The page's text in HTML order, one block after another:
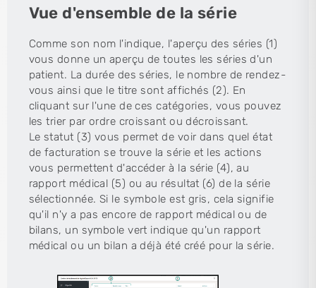
Vue d'ensemble de la série
Comme son nom l'indique, l'aperçu des séries (1)
vous donne un aperçu de toutes les séries d'un
patient. La durée des séries, le nombre de rendez-
vous ainsi que le titre sont affichés (2). En
cliquant sur l'une de ces catégories, vous pouvez
les trier par ordre croissant ou décroissant.
Le statut (3) vous permet de voir dans quel état
de facturation se trouve la série et les actions
vous permettent d'accéder à la série (4), au
rapport médical (5) ou au résultat (6) de la série
sélectionnée. Si le symbole est gris, cela signifie
qu'il n'y a pas encore de rapport médical ou de
bilans, un symbole vert indique qu'un rapport
médical ou un bilan a déjà été créé pour la série.